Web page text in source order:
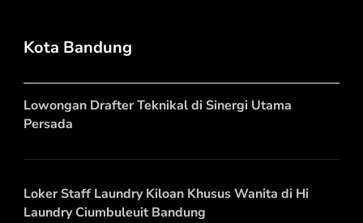
Kota Bandung
Lowongan Drafter Teknikal di Sinergi Utama
Persada
Loker Staff Laundry Kiloan Khusus Wanita di Hi
Laundry Ciumbuleuit Bandung